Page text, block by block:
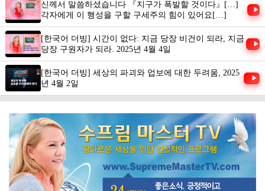
신께서 말씀하셨습니다 『지구가 폭발할 것이다』[…]
각자에게 이 행성을 구할 구세주의 힘이 있어요[…]
▶
[한국어 더빙] 시간이 없다: 지금 당장 비건이 되라, 지금
당장 구원자가 되라. 2025년 4월 4일
▶
[한국어 더빙] 세상의 파괴와 업보에 대한 두려움, 2025
년 4월 2일
▶